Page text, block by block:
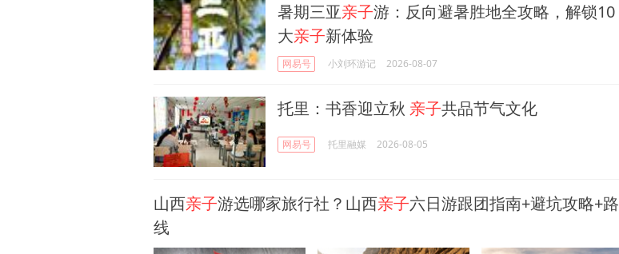
暑期三亚亲子游：反向避暑胜地全攻略，解锁10
大亲子新体验
网易号 小刘环游记 2026-08-07
托里：书香迎立秋 亲子共品节气文化
网易号 托里融媒 2026-08-05
山西亲子游选哪家旅行社？山西亲子六日游跟团指南+避坑攻略+路
线